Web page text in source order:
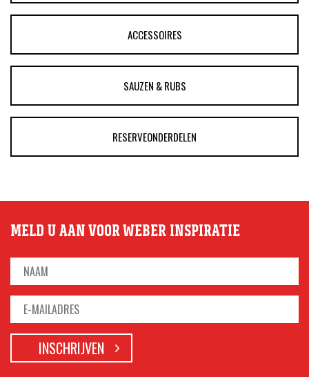
ACCESSOIRES
SAUZEN & RUBS
RESERVEONDERDELEN
MELD U AAN VOOR WEBER INSPIRATIE